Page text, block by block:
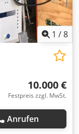
1 /8
10.000 €
Festpreis zzgl. MwSt.
Anrufen